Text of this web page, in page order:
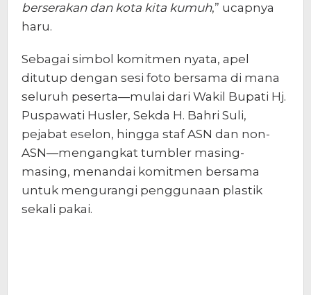
berserakan dan kota kita kumuh,” ucapnya
haru.
Sebagai simbol komitmen nyata, apel
ditutup dengan sesi foto bersama di mana
seluruh peserta—mulai dari Wakil Bupati Hj.
Puspawati Husler, Sekda H. Bahri Suli,
pejabat eselon, hingga staf ASN dan non-
ASN—mengangkat tumbler masing-
masing, menandai komitmen bersama
untuk mengurangi penggunaan plastik
sekali pakai.